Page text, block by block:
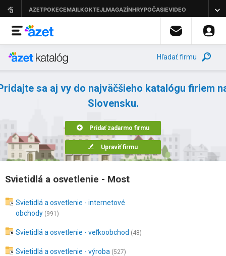
Hľadať firmu
sa aj vy do najväčšieho katalógu firiem
Slovensku.
Pridať zadarmo firmu
Upraviť firmu
Svietidlá a osvetlenie - Most
Svietidlá a osvetlenie - internetové
obchody (991)
Svietidlá a osvetlenie - veľkoobchod (48)
Svietidlá a osvetlenie - výroba (527)